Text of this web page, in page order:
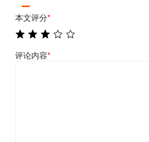
本文评分*
评论内容*